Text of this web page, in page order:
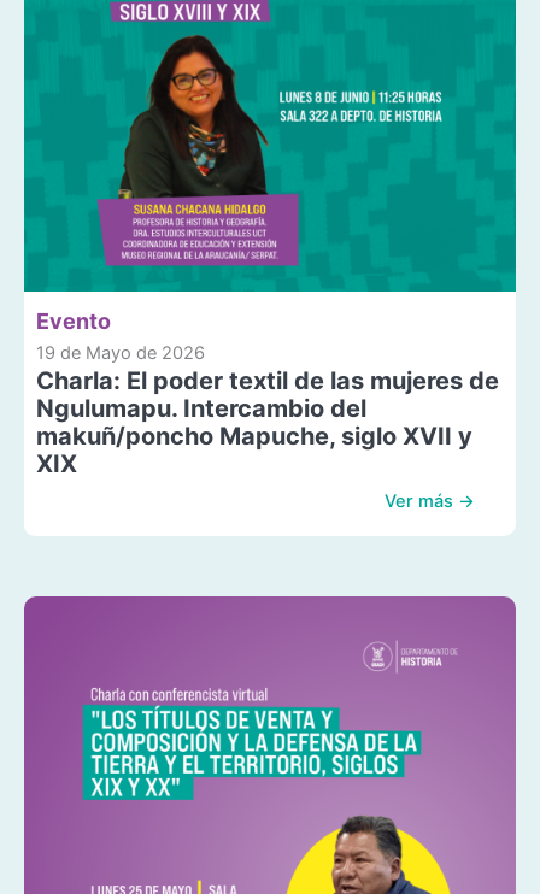
Evento
19 de Mayo de 2026
Charla: El poder textil de las mujeres de
Ngulumapu. Intercambio del
makuñ/poncho Mapuche, siglo XVII y
XIX
Ver más →